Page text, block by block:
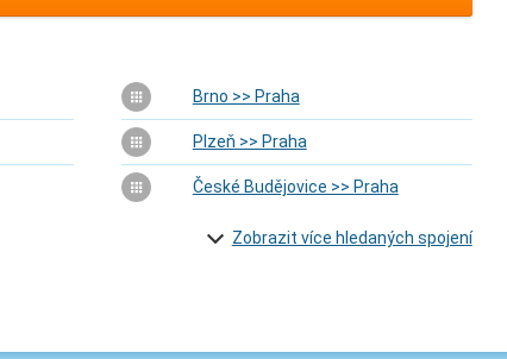
Brno >> Praha
Plzeň >> Praha
České Budějovice >> Praha
Zobrazit více hledaných spojení